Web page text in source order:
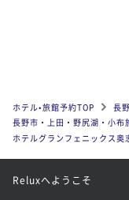
ホテル•旅館予約TOP
長
長野市・上田・野尻湖・小布
ホテルグランフェニックス奥
Reluxへようこそ